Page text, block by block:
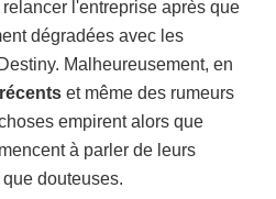
l'entreprise après que
dégradées avec les
Malheureusement, en
et même des rumeurs
empirent alors que
à parler de leurs
douteuses.